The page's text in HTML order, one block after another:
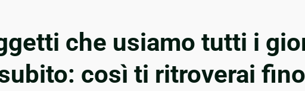
che usiamo tutti i
così ti ritroverai